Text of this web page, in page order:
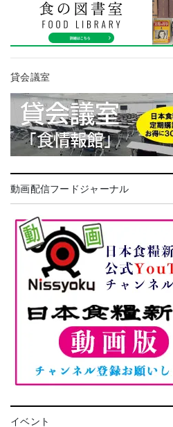
貸会議室
動画配信フードジャーナル
イベント